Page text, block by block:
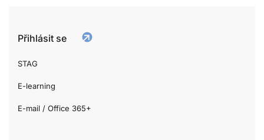
Přihlásit se
STAG
E-learning
E-mail / Office 365+